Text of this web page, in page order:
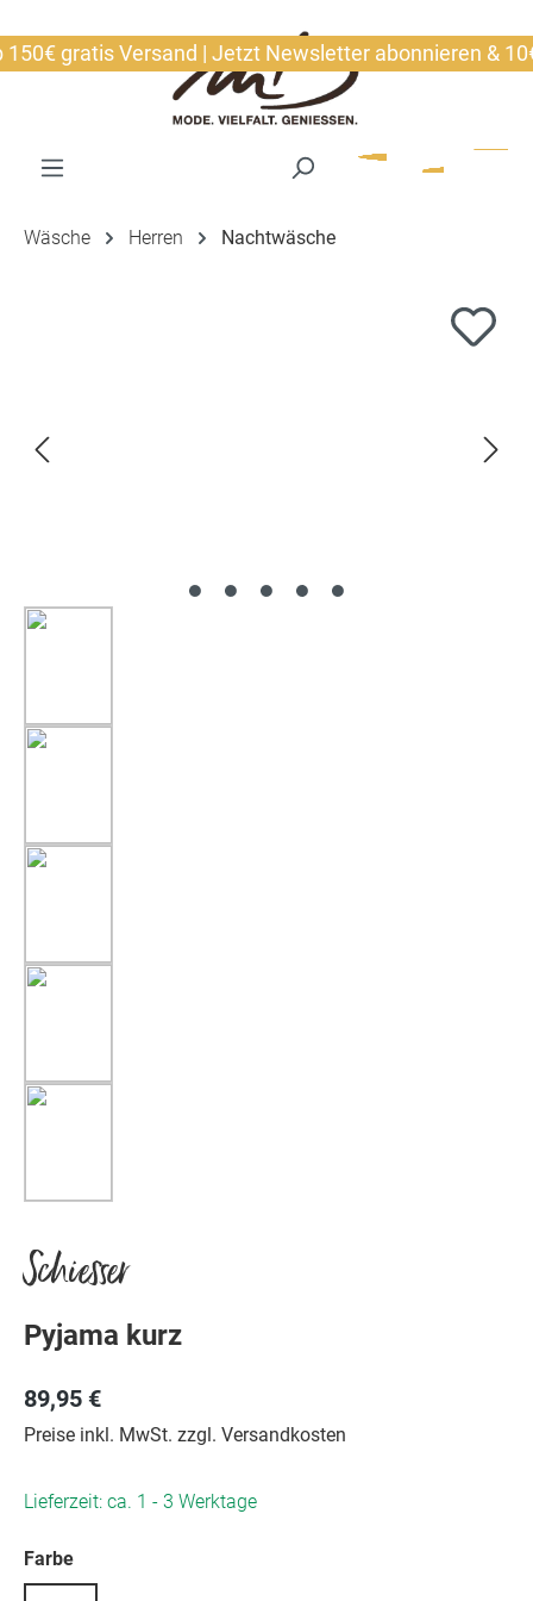
gratis Versand | Jetzt Newsletter abonnieren & 10€
Wäsche Herren Nachtwäsche
Schiesser
Pyjama kurz
89,95 €
Preise inkl. MwSt. zzgl. Versandkosten
Lieferzeit: ca. 1 - 3 Werktage
Farbeauswählen